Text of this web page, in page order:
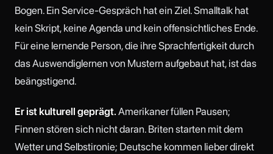
Bogen. Ein Service-Gespräch hat ein Ziel. Smalltalk hat
kein Skript, keine Agenda und kein offensichtliches Ende.
Für eine lernende Person, die ihre Sprachfertigkeit durch
das Auswendiglernen von Mustern aufgebaut hat, ist das
beängstigend.
Er ist kulturell geprägt. Amerikaner füllen Pausen;
Finnen stören sich nicht daran. Briten starten mit dem
Wetter und Selbstironie; Deutsche kommen lieber direkt